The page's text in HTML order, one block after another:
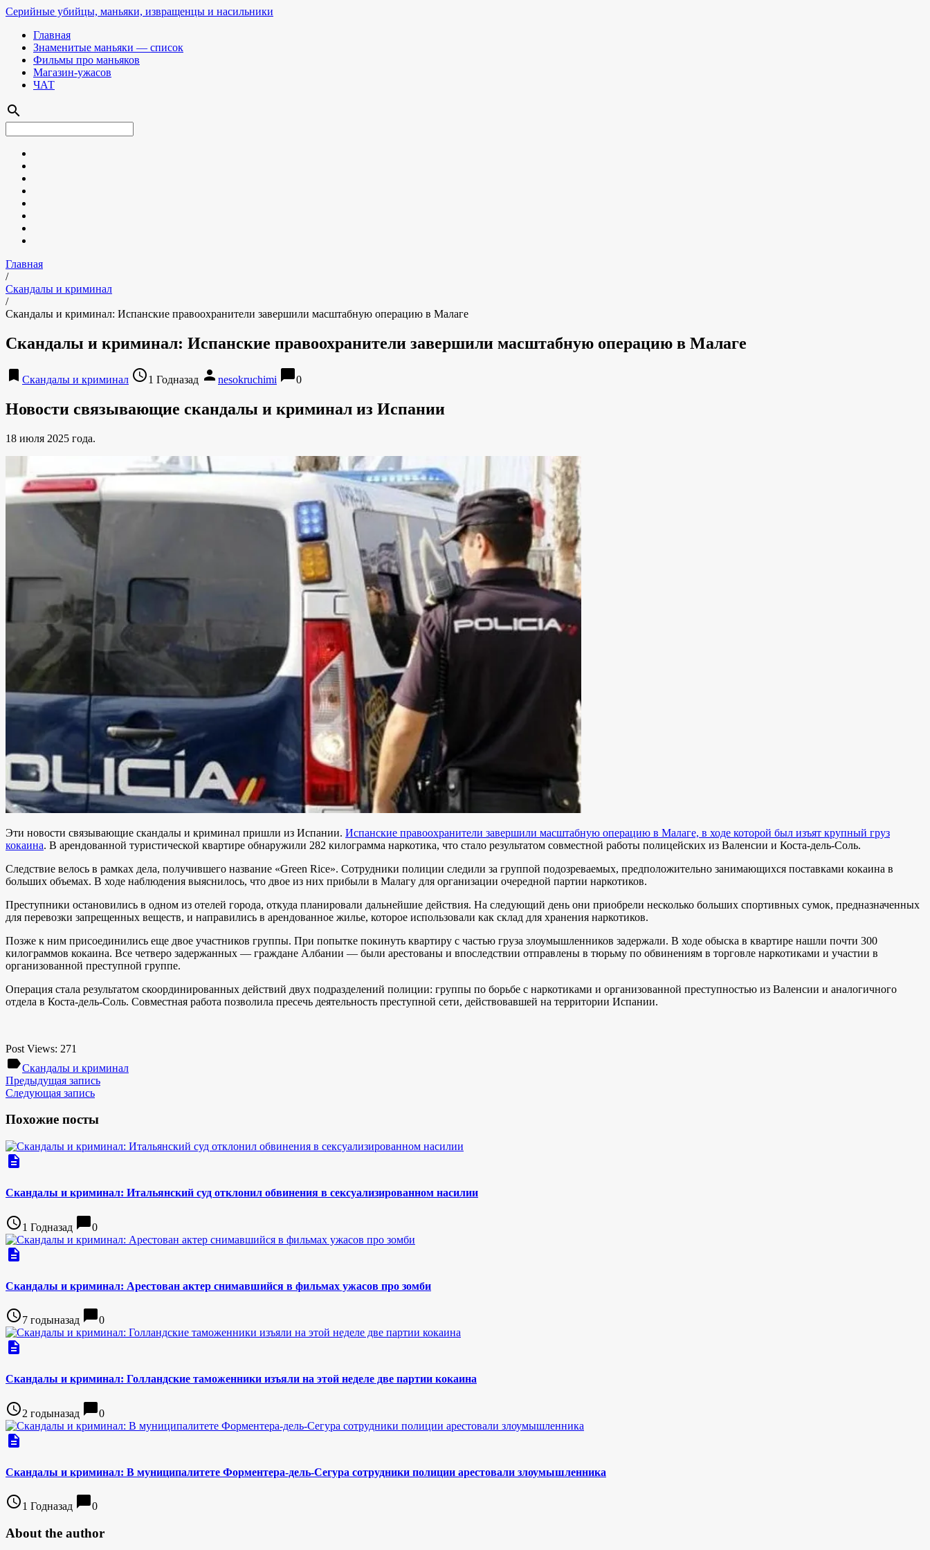
Серийные убийцы, маньяки, извращенцы и насильники
Главная
Знаменитые маньяки — список
Фильмы про маньяков
Магазин-ужасов
ЧАТ
search
Главная
/
Скандалы и криминал
/
Скандалы и криминал: Испанские правоохранители завершили масштабную операцию в Малаге
Скандалы и криминал: Испанские правоохранители завершили масштабную операцию в Малаге
bookmark Скандалы и криминал access_time1 Годназад person nesokruchimi chat_bubble0
Новости связывающие скандалы и криминал из Испании
18 июля 2025 года.
Эти новости связывающие скандалы и криминал пришли из Испании. Испанские правоохранители завершили масштабную операцию в Малаге, в ходе которой был изъят крупный груз
кокаина. В арендованной туристической квартире обнаружили 282 килограмма наркотика, что стало результатом совместной работы полицейских из Валенсии и Коста-дель-Соль.
Следствие велось в рамках дела, получившего название «Green Rice». Сотрудники полиции следили за группой подозреваемых, предположительно занимающихся поставками кокаина в
больших объемах. В ходе наблюдения выяснилось, что двое из них прибыли в Малагу для организации очередной партии наркотиков.
Преступники остановились в одном из отелей города, откуда планировали дальнейшие действия. На следующий день они приобрели несколько больших спортивных сумок, предназначенных
для перевозки запрещенных веществ, и направились в арендованное жилье, которое использовали как склад для хранения наркотиков.
Позже к ним присоединились еще двое участников группы. При попытке покинуть квартиру с частью груза злоумышленников задержали. В ходе обыска в квартире нашли почти 300
килограммов кокаина. Все четверо задержанных — граждане Албании — были арестованы и впоследствии отправлены в тюрьму по обвинениям в торговле наркотиками и участии в
организованной преступной группе.
Операция стала результатом скоординированных действий двух подразделений полиции: группы по борьбе с наркотиками и организованной преступностью из Валенсии и аналогичного
отдела в Коста-дель-Соль. Совместная работа позволила пресечь деятельность преступной сети, действовавшей на территории Испании.
Post Views: 271
labelСкандалы и криминал
Предыдущая запись
Следующая запись
Похожие посты
description
Скандалы и криминал: Итальянский суд отклонил обвинения в сексуализированном насилии
access_time1 Годназад chat_bubble0
description
Скандалы и криминал: Арестован актер снимавшийся в фильмах ужасов про зомби
access_time7 годыназад chat_bubble0
description
Скандалы и криминал: Голландские таможенники изъяли на этой неделе две партии кокаина
access_time2 годыназад chat_bubble0
description
Скандалы и криминал: В муниципалитете Форментера-дель-Сегура сотрудники полиции арестовали злоумышленника
access_time1 Годназад chat_bubble0
About the author